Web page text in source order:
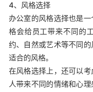
4、风格选择
办公室的风格选择也是
格会给员工带来不同的
约、自然或艺术等不同
适合的风格。
在风格选择上，还可以
人带来不同的情绪和心